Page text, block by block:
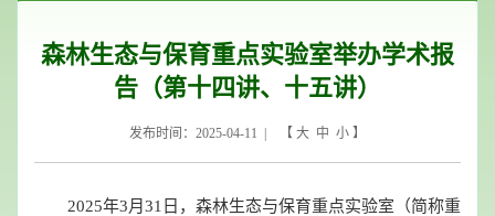
森林生态与保育重点实验室举办学术报
告（第十四讲、十五讲）
发布时间：2025-04-11 | 【 大 中 小 】
2025年3月31日，森林生态与保育重点实验室（简称重